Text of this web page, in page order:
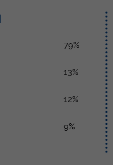
79%
13%
12%
9%